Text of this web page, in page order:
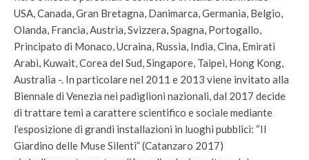
USA, Canada, Gran Bretagna, Danimarca, Germania, Belgio,
Olanda, Francia, Austria, Svizzera, Spagna, Portogallo,
Principato di Monaco, Ucraina, Russia, India, Cina, Emirati
Arabi, Kuwait, Corea del Sud, Singapore, Taipei, Hong Kong,
Australia -. In particolare nel 2011 e 2013 viene invitato alla
Biennale di Venezia nei padiglioni nazionali, dal 2017 decide
di trattare temi a carattere scientifico e sociale mediante
l’esposizione di grandi installazioni in luoghi pubblici: “Il
Giardino delle Muse Silenti” (Catanzaro 2017)